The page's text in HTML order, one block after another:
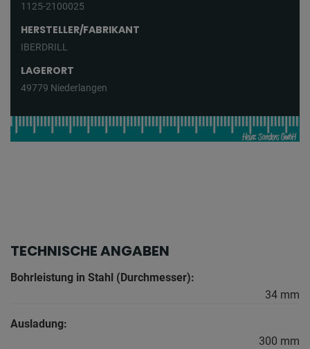
1125-2100025
HERSTELLER/FABRIKANT
IBERDRILL
LAGERORT
49779 Niederlangen
TECHNISCHE ANGABEN
Bohrleistung in Stahl (Durchmesser):
34 mm
Ausladung:
300 mm